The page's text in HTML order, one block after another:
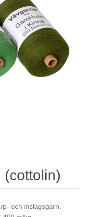
(cottolin)
och inslagsgarn.